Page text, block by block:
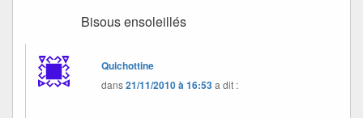
Bisous ensoleillés
Quichottine
dans21/11/2010 à 16:53a dit :